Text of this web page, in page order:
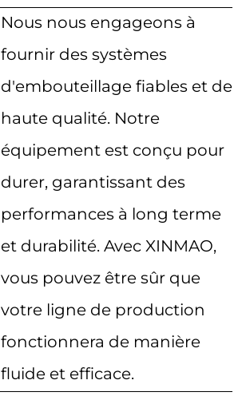
Nous nous engageons à
fournir des systèmes
d'embouteillage fiables et de
haute qualité. Notre
équipement est conçu pour
durer, garantissant des
performances à long terme
et durabilité. Avec XINMAO,
vous pouvez être sûr que
votre ligne de production
fonctionnera de manière
fluide et efficace.